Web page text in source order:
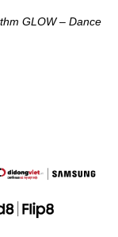
GLOW – Dance